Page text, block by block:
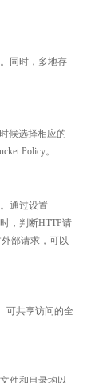
同时，多地存
候选择相应的
Policy。
通过设置
，判断HTTP请
部请求，可以
可共享访问的全
件和目录均以